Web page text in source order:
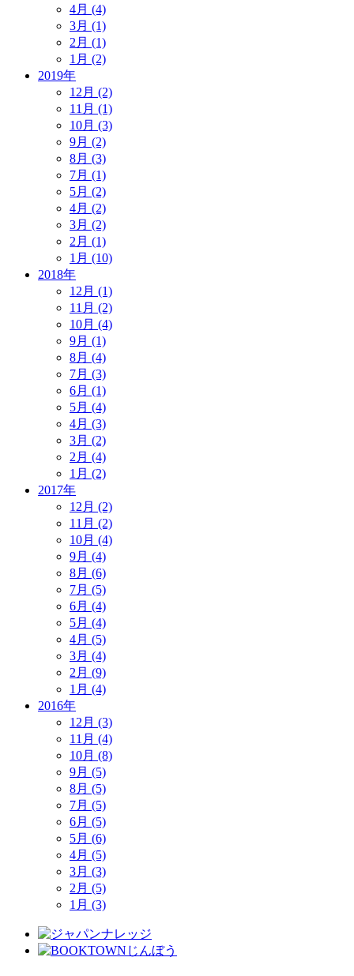
4月 (4)
3月 (1)
2月 (1)
1月 (2)
2019年
12月 (2)
11月 (1)
10月 (3)
9月 (2)
8月 (3)
7月 (1)
5月 (2)
4月 (2)
3月 (2)
2月 (1)
1月 (10)
2018年
12月 (1)
11月 (2)
10月 (4)
9月 (1)
8月 (4)
7月 (3)
6月 (1)
5月 (4)
4月 (3)
3月 (2)
2月 (4)
1月 (2)
2017年
12月 (2)
11月 (2)
10月 (4)
9月 (4)
8月 (6)
7月 (5)
6月 (4)
5月 (4)
4月 (5)
3月 (4)
2月 (9)
1月 (4)
2016年
12月 (3)
11月 (4)
10月 (8)
9月 (5)
8月 (5)
7月 (5)
6月 (5)
5月 (6)
4月 (5)
3月 (3)
2月 (5)
1月 (3)